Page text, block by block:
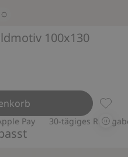
100x130
Pay 30-tägiges